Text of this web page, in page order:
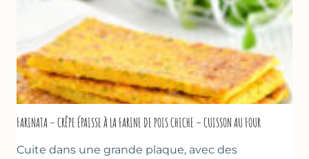
FARINATA – CRÊPE ÉPAISSE À LA FARINE DE POIS CHICHE – CUISSON AU FOUR
Cuite dans une grande plaque, avec des